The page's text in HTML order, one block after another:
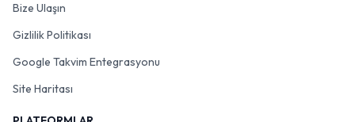
Bize Ulaşın
Gizlilik Politikası
Google Takvim Entegrasyonu
Site Haritası